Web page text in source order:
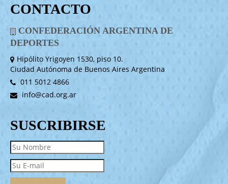
CONTACTO
CONFEDERACIÓN ARGENTINA DE
DEPORTES
Hipólito Yrigoyen 1530, piso 10.
Ciudad Autónoma de Buenos Aires Argentina
011 5012 4866
info@cad.org.ar
SUSCRIBIRSE